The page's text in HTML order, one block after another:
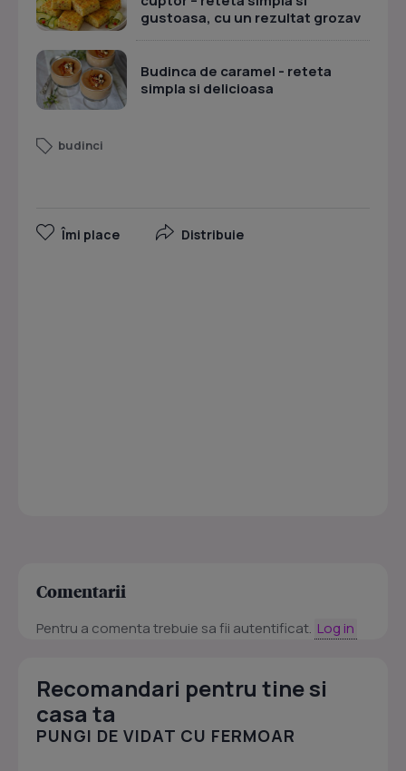
gustoasa, cu un rezultat grozav
Budinca de caramel - reteta
simpla si delicioasa
budinci
Îmi place Distribuie
Comentarii
Pentru a comenta trebuie sa fii autentificat. Log in
Recomandari pentru tine si
casa ta
PUNGI DE VIDAT CU FERMOAR